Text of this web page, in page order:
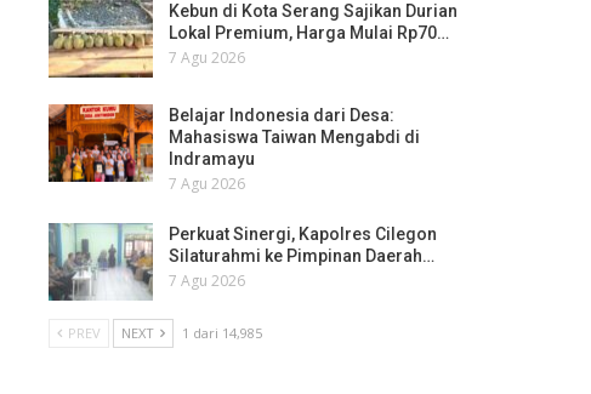
Kebun di Kota Serang Sajikan Durian
Lokal Premium, Harga Mulai Rp70…
7 Agu 2026
Belajar Indonesia dari Desa:
Mahasiswa Taiwan Mengabdi di
Indramayu
7 Agu 2026
Perkuat Sinergi, Kapolres Cilegon
Silaturahmi ke Pimpinan Daerah…
7 Agu 2026
PREV NEXT 1 dari 14,985